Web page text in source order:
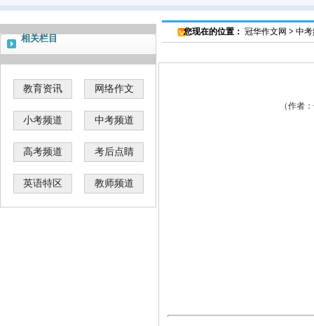
相关栏目
教育资讯 网络作文
小考频道 中考频道
高考频道 考后点睛
英语特区 教师频道
您现在的位置： 冠华作文网 > 中
（作者